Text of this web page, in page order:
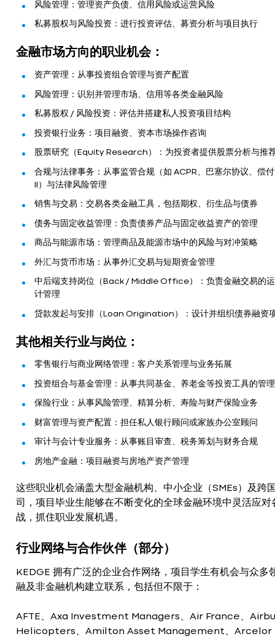
风险管理：管理资产负债、信用风险或运营风险
私募股权与风险投资：进行投资评估、募资分析与项目执行
金融市场方向的职业机会：
资产管理：从事投资组合管理与资产配置
风险管理：识别并管理市场、信用等各类金融风险
私募股权 / 风险投资：评估并搭建私人投资项目结构
投资银行业务：项目融资、资本市场操作咨询
股票研究（Equity Research）：为投资者提供股票分析与推
合规与法律事务：从事监管合规（如 ACPR、巴塞尔协议、偿
II）与法律风险管理
销售与交易：交易各类金融工具，包括期权、衍生品与债券
债务与固定收益管理：负责债券产品与固定收益资产的管理
商品与能源市场：管理商品及能源市场中的风险与对冲策略
外汇与货币市场：从事外汇交易与短期资金管理
中后端支持岗位（Back / Middle Office）：负责金融交易的
计管理
贷款发起与安排（Loan Origination）：设计并组织债券融资
其他相关行业与岗位：
零售银行与商业网络管理：客户关系管理与业务拓展
投资组合与基金管理：从事共同基金、养老金等投资工具的管理
保险行业：从事风险管理、精算分析、寿险与财产保险业务
财富管理与资产配置：担任私人银行顾问或家族办公室顾问
审计与会计专业服务：从事账目审查、税务筹划与财务合规
房地产金融：项目融资与房地产资产管理
这些职业机会涵盖大型金融机构、中小企业（SMEs）及跨
司，项目毕业生能够在不断变化的全球金融环境中灵活应对
战，抓住职业发展机遇。
行业网络与合作伙伴（部分）
KEDGE 拥有广泛的企业合作网络，项目学生有机会与众多
融及非金融机构建立联系，包括但不限于：
AFTE、Axa Investment Managers、Air France、
Helicopters、Amilton Asset Management、Arcelor